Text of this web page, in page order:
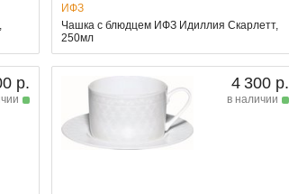
ИФЗ
Чашка с блюдцем ИФЗ Идиллия Скарлетт,
250мл
р. 4 300 р.
в наличии